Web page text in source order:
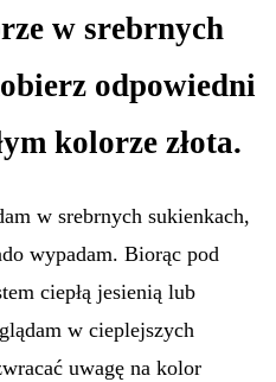
w srebrnych
odpowiedni
kolorze złota.
w srebrnych sukienkach,
wypadam. Biorąc pod
ciepłą jesienią lub
w cieplejszych
uwagę na kolor